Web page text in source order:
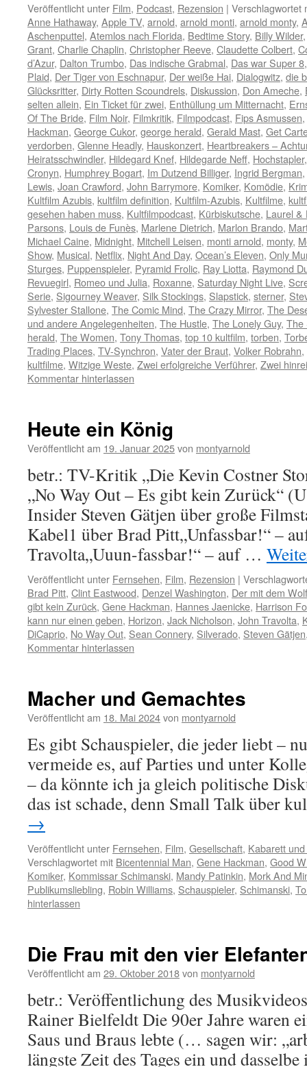
Veröffentlicht unter Film, Podcast, Rezension | Verschlagwortet
Anne Hathaway, Apple TV, arnold, arnold monti, arnold monty,
Aschenputtel, Atemlos nach Florida, Bedtime Story, Billy Wilder
Grant, Charlie Chaplin, Christopher Reeve, Claudette Colbert,
d’Azur, Dalton Trumbo, Das indische Grabmal, Das war Super 8
Plaid, Der Tiger von Eschnapur, Der weiße Hai, Dialogwitz, die
Glücksritter, Dirty Rotten Scoundrels, Diskussion, Don Ameche,
selten allein, Ein Ticket für zwei, Enthüllung um Mitternacht,
Of The Bride, Film Noir, Filmkritik, Filmpodcast, Fips Asmussen,
Hackman, George Cukor, george herald, Gerald Mast, Get
verdorben, Glenne Headly, Hauskonzert, Heartbreakers –
Heiratsschwindler, Hildegard Knef, Hildegarde Neff, Hochstapler
Cronyn, Humphrey Bogart, Im Dutzend Billiger, Ingrid Bergman,
Lewis, Joan Crawford, John Barrymore, Komiker, Komödie,
Kultfilm Azubis, kultfilm definition, Kultfilm-Azubis, Kultfilme,
gesehen haben muss, Kultfilmpodcast, Kürbiskutsche, Laurel &
Parsons, Louis de Funès, Marlene Dietrich, Marlon Brando,
Michael Caine, Midnight, Mitchell Leisen, monti arnold, monty,
Show, Musical, Netflix, Night And Day, Ocean’s Eleven, Only
Sturges, Puppenspieler, Pyramid Frolic, Ray Liotta, Raymond
Revuegirl, Romeo und Julia, Roxanne, Saturday Night Live,
Serie, Sigourney Weaver, Silk Stockings, Slapstick, sterner,
Sylvester Stallone, The Comic Mind, The Crazy Mirror, The
und andere Angelegenheiten, The Hustle, The Lonely Guy, The
herald, The Women, Tony Thomas, top 10 kultfilm, torben,
Trading Places, TV-Synchron, Vater der Braut, Volker Robrahn,
kultfilme, Witzige Weste, Zwei erfolgreiche Verführer, Zwei
Kommentar hinterlassen
Heute ein König
Veröffentlicht am 19. Januar 2025von montyarnold
betr.: TV-Kritik „Die Kevin Costner
„No Way Out – Es gibt kein Zurück“
Insider Steven Gätjen über große
Kabel1 über Brad Pitt„Unfassbar!“ –
Travolta„Uuun-fassbar!“ – auf …
Veröffentlicht unter Fernsehen, Film, Rezension |
Brad Pitt, Clint Eastwood, Denzel Washington, Der mit dem
gibt kein Zurück, Gene Hackman, Hannes Jaenicke, Harrison
kann nur einen geben, Horizon, Jack Nicholson, John Travolta,
DiCaprio, No Way Out, Sean Connery, Silverado, Steven Gätjen
Kommentar hinterlassen
Macher und Gemachtes
Veröffentlicht am 18. Mai 2024von montyarnold
Es gibt Schauspieler, die jeder liebt –
vermeide es, auf Parties und unter
– da könnte ich ja gleich politische
das ist schade, denn Small Talk über
→
Veröffentlicht unter Fernsehen, Film, Gesellschaft, Kabarett
Verschlagwortet mit Bicentennial Man, Gene Hackman, Good
Komiker, Kommissar Schimanski, Mandy Patinkin, Mork And
Publikumsliebling, Robin Williams, Schauspieler, Schimanski,
hinterlassen
Die Frau mit den vier
Veröffentlicht am 29. Oktober 2018von montyarnold
betr.: Veröffentlichung des
Rainer Bielfeldt Die 90er Jahre waren
Saus und Braus lebte (… sagen wir:
längste Zeit des Tages ein und